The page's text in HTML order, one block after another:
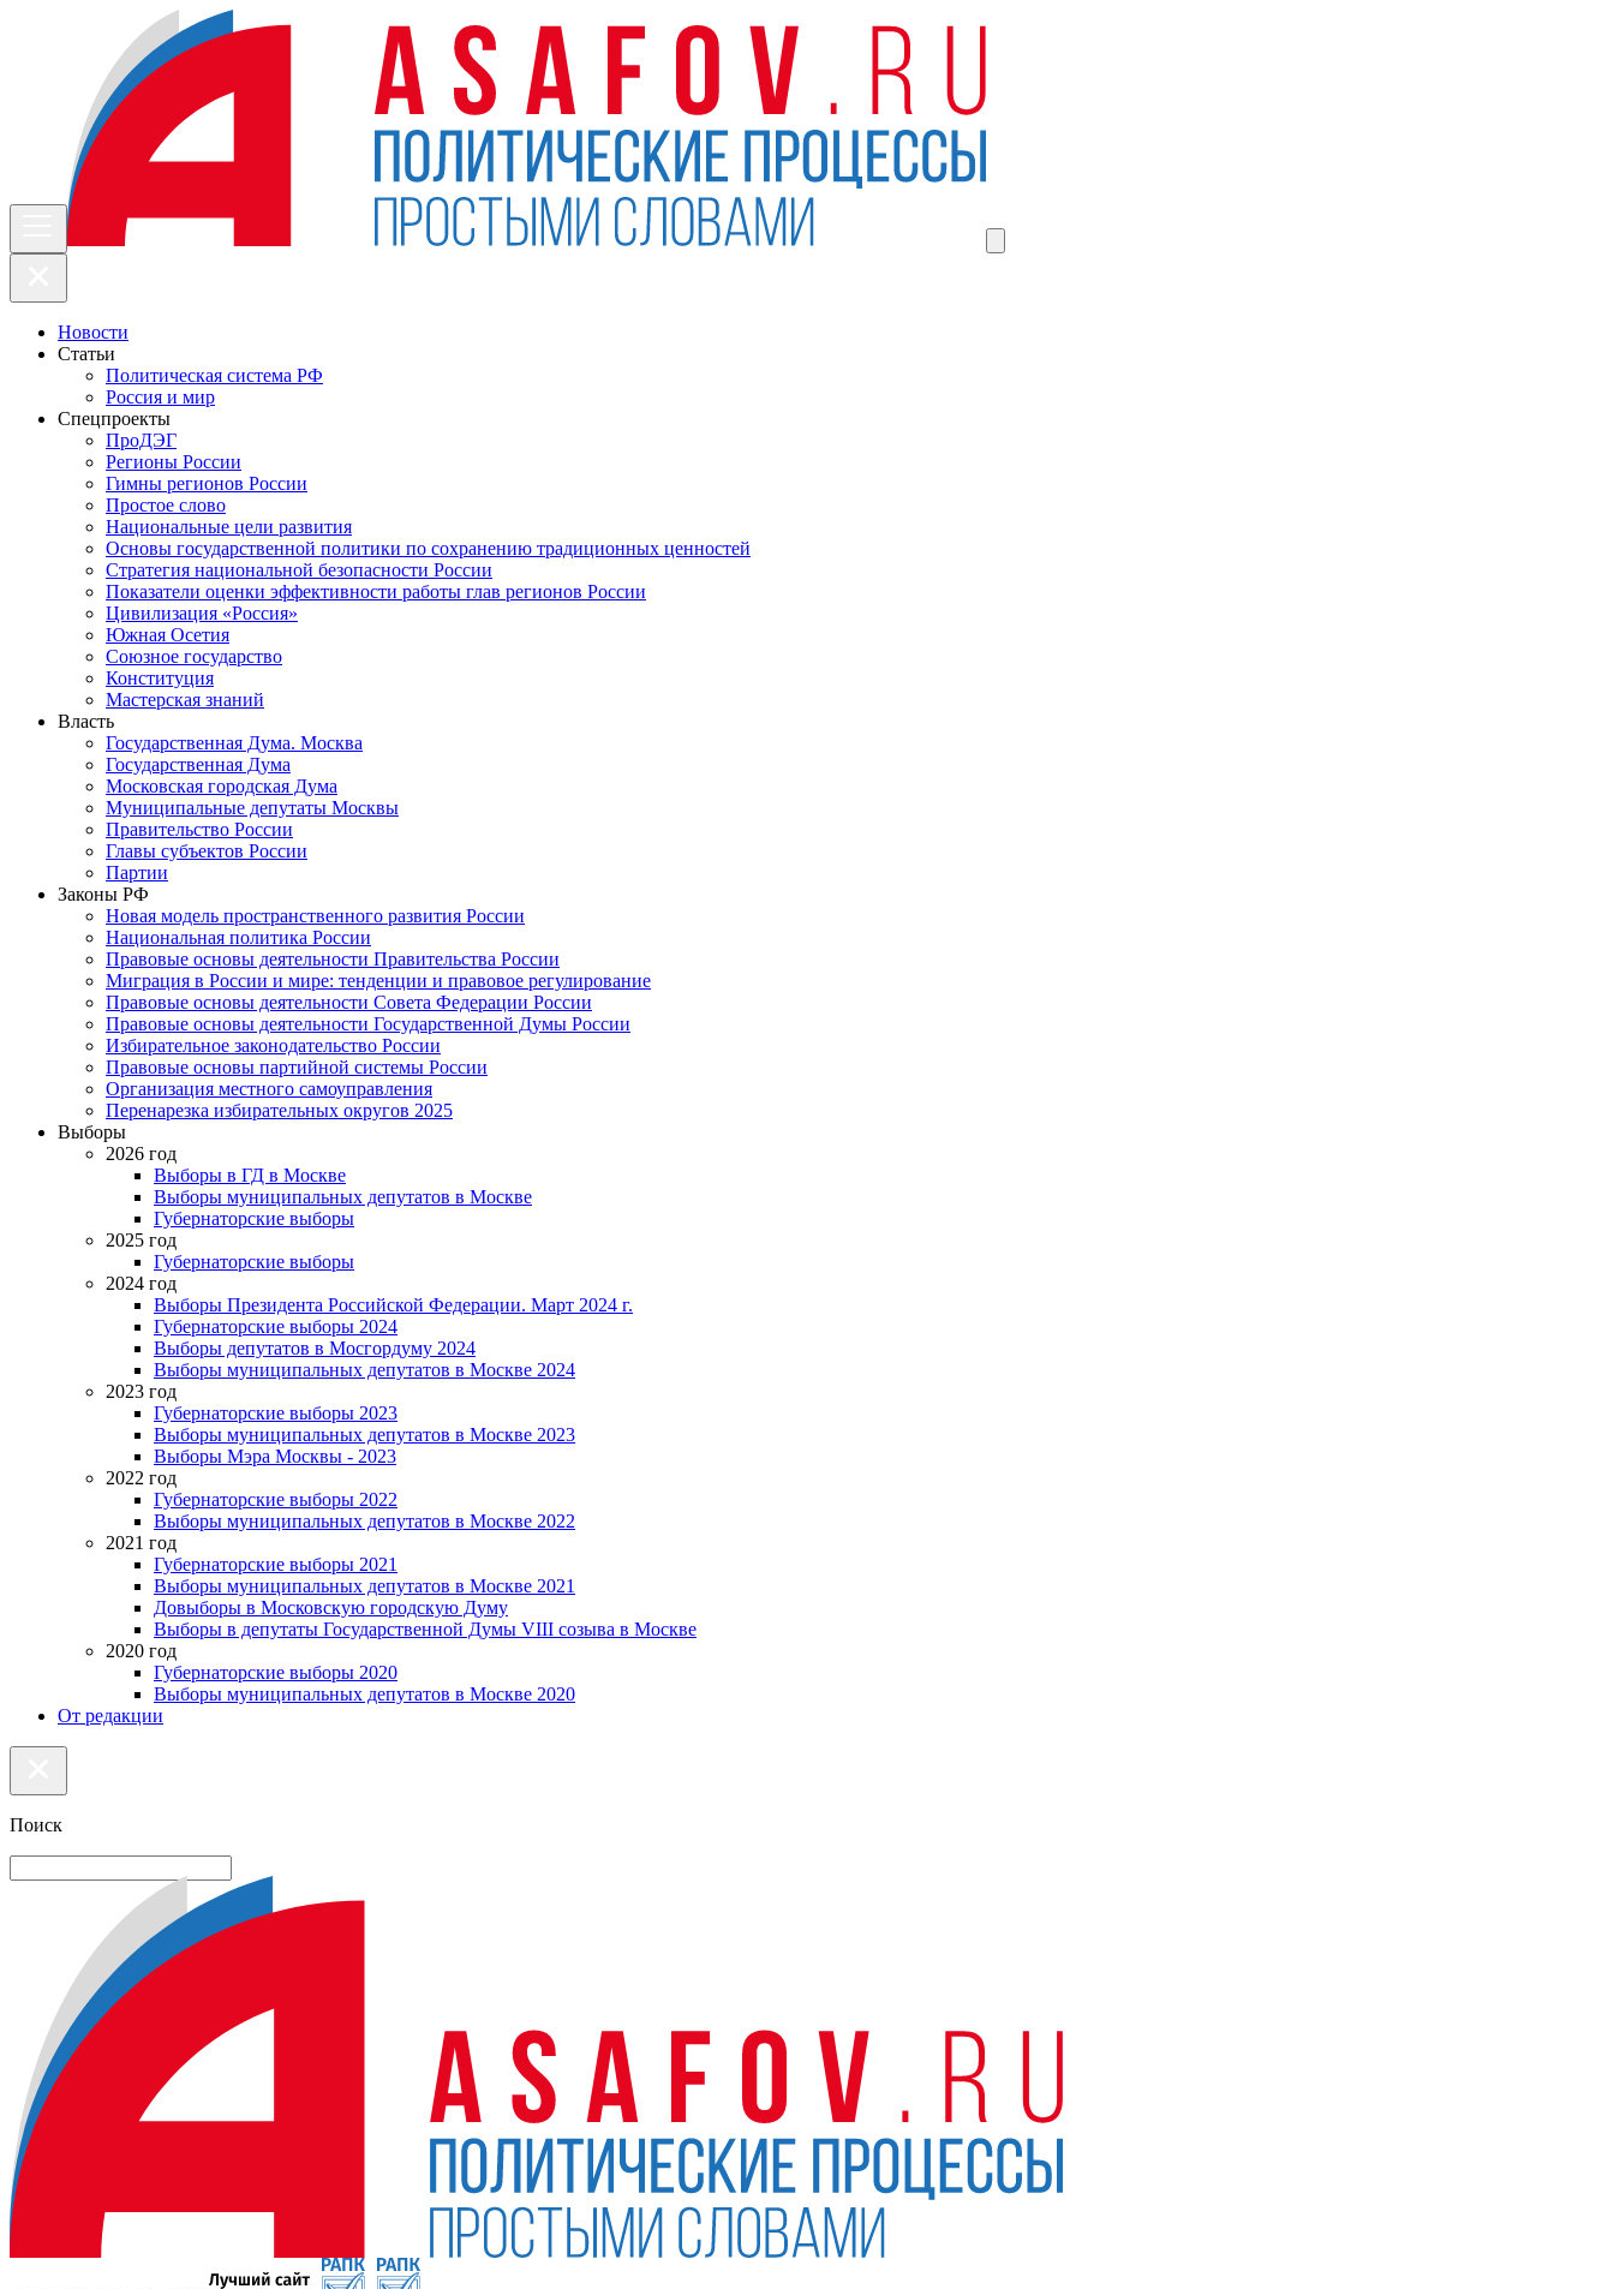
Новости
Статьи
Политическая система РФ
Россия и мир
Спецпроекты
ПроДЭГ
Регионы России
Гимны регионов России
Простое слово
Национальные цели развития
Основы государственной политики по сохранению традиционных ценностей
Стратегия национальной безопасности России
Показатели оценки эффективности работы глав регионов России
Цивилизация «Россия»
Южная Осетия
Союзное государство
Конституция
Мастерская знаний
Власть
Государственная Дума. Москва
Государственная Дума
Московская городская Дума
Муниципальные депутаты Москвы
Правительство России
Главы субъектов России
Партии
Законы РФ
Новая модель пространственного развития России
Национальная политика России
Правовые основы деятельности Правительства России
Миграция в России и мире: тенденции и правовое регулирование
Правовые основы деятельности Совета Федерации России
Правовые основы деятельности Государственной Думы России
Избирательное законодательство России
Правовые основы партийной системы России
Организация местного самоуправления
Перенарезка избирательных округов 2025
Выборы
2026 год
Выборы в ГД в Москве
Выборы муниципальных депутатов в Москве
Губернаторские выборы
2025 год
Губернаторские выборы
2024 год
Выборы Президента Российской Федерации. Март 2024 г.
Губернаторские выборы 2024
Выборы депутатов в Мосгордуму 2024
Выборы муниципальных депутатов в Москве 2024
2023 год
Губернаторские выборы 2023
Выборы муниципальных депутатов в Москве 2023
Выборы Мэра Москвы - 2023
2022 год
Губернаторские выборы 2022
Выборы муниципальных депутатов в Москве 2022
2021 год
Губернаторские выборы 2021
Выборы муниципальных депутатов в Москве 2021
Довыборы в Московскую городскую Думу
Выборы в депутаты Государственной Думы VIII созыва в Москве
2020 год
Губернаторские выборы 2020
Выборы муниципальных депутатов в Москве 2020
От редакции
Поиск